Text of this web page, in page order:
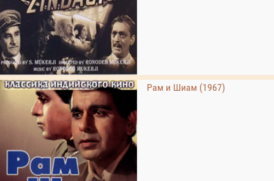
Рам и Шиам (1967)